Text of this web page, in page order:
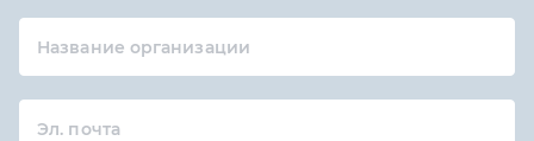
Название организации
Эл. почта